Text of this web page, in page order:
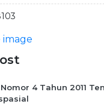
4 Tahun 2011